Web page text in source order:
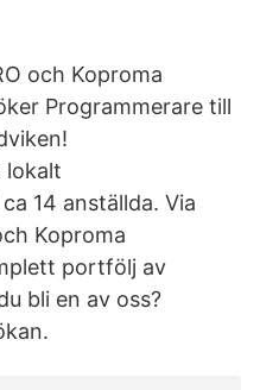
och Koproma
Programmerare till
lokalt
14 anställda. Via
Koproma
portfölj av
bli en av oss?